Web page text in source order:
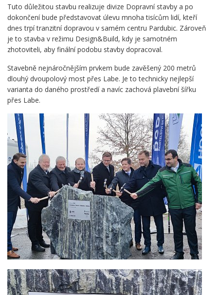
Tuto důležitou stavbu realizuje divize Dopravní stavby a po
dokončení bude představovat úlevu mnoha tisícům lidí, kteří
dnes trpí tranzitní dopravou v samém centru Pardubic. Zároveň
je to stavba v režimu Design&Build, kdy je samotném
zhotoviteli, aby finální podobu stavby dopracoval.
Stavebně nejnáročnějším prvkem bude zavěšený 200 metrů
dlouhý dvoupolový most přes Labe. Je to technicky nejlepší
varianta do daného prostředí a navíc zachová plavební šířku
přes Labe.